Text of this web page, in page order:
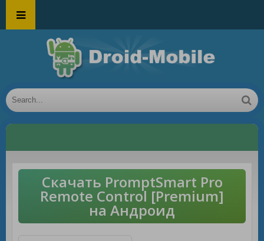
Скачать PromptSmart Pro
Remote Control [Premium]
на Андроид